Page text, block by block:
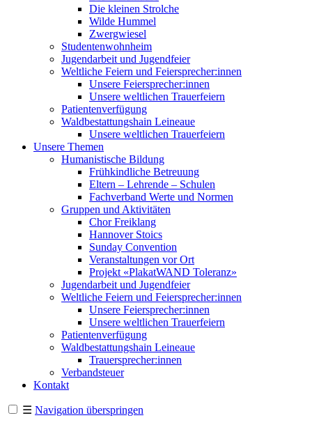
Die kleinen Strolche
Wilde Hummel
Zwergwiesel
Studentenwohnheim
Jugendarbeit und Jugendfeier
Weltliche Feiern und Feiersprecher:innen
Unsere Feiersprecher:innen
Unsere weltlichen Trauerfeiern
Patientenverfügung
Waldbestattungshain Leineaue
Unsere weltlichen Trauerfeiern
Unsere Themen
Humanistische Bildung
Frühkindliche Betreuung
Eltern – Lehrende – Schulen
Fachverband Werte und Normen
Gruppen und Aktivitäten
Chor Freiklang
Hannover Stoics
Sunday Convention
Veranstaltungen vor Ort
Projekt «PlakatWAND Toleranz»
Jugendarbeit und Jugendfeier
Weltliche Feiern und Feiersprecher:innen
Unsere Feiersprecher:innen
Unsere weltlichen Trauerfeiern
Patientenverfügung
Waldbestattungshain Leineaue
Trauersprecher:innen
Verbandsteuer
Kontakt
☰ Navigation überspringen